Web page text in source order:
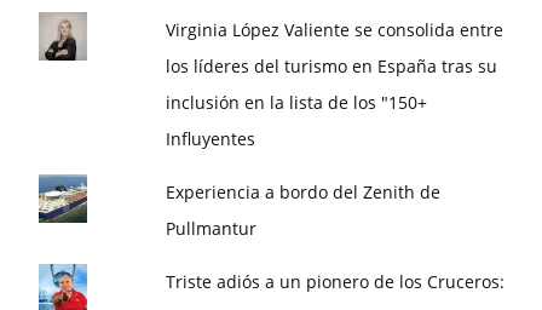
Virginia López Valiente se consolida entre
los líderes del turismo en España tras su
inclusión en la lista de los "150+
Influyentes
Experiencia a bordo del Zenith de
Pullmantur
Triste adiós a un pionero de los Cruceros: